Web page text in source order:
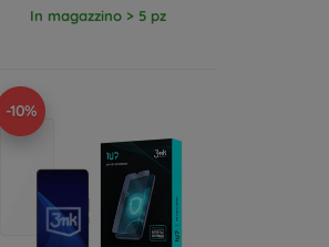
In magazzino > 5 pz
-10%